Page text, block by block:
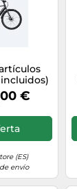
1 Pro:
por voz,
/ Negro
€
(ES)
envío